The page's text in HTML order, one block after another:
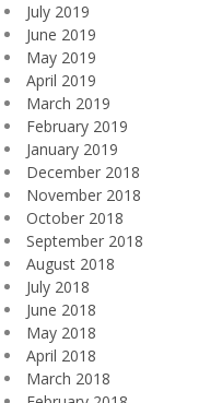
July 2019
June 2019
May 2019
April 2019
March 2019
February 2019
January 2019
December 2018
November 2018
October 2018
September 2018
August 2018
July 2018
June 2018
May 2018
April 2018
March 2018